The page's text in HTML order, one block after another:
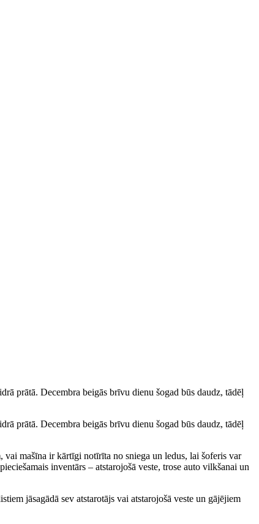
prātā. Decembra beigās brīvu dienu šogad būs daudz, tādēļ
prātā. Decembra beigās brīvu dienu šogad būs daudz, tādēļ
mašīna ir kārtīgi notīrīta no sniega un ledus, lai šoferis var
inventārs – atstarojošā veste, trose auto vilkšanai un
jāsagādā sev atstarotājs vai atstarojošā veste un gājējiem